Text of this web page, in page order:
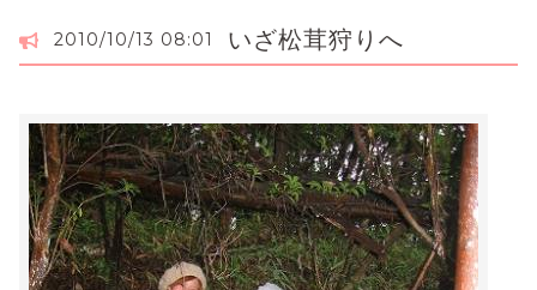
2010/10/13 08:01 いざ松茸狩りへ